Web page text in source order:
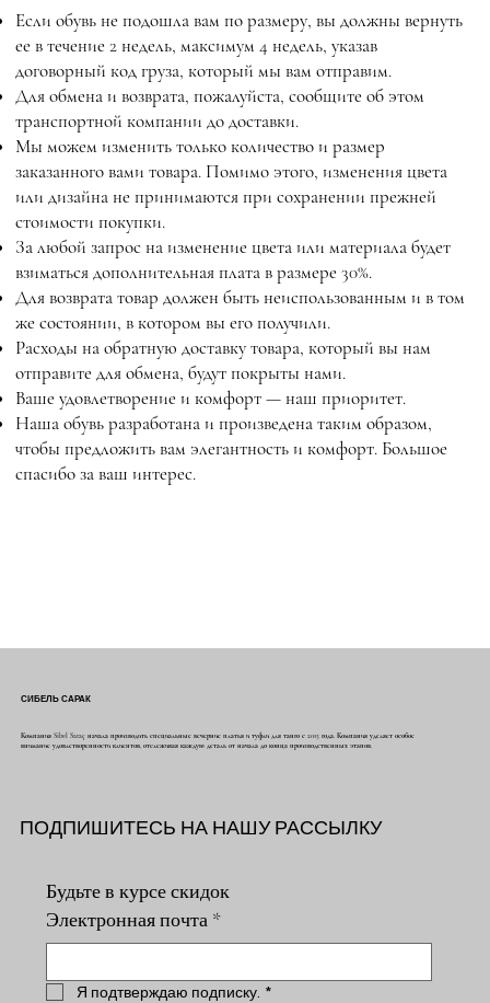
Если обувь не подошла вам по размеру, вы должны вернуть
ее в течение 2 недель, максимум 4 недель, указав
договорный код груза, который мы вам отправим.
Для обмена и возврата, пожалуйста, сообщите об этом
транспортной компании до доставки.
Мы можем изменить только количество и размер
заказанного вами товара. Помимо этого, изменения цвета
или дизайна не принимаются при сохранении прежней
стоимости покупки.
За любой запрос на изменение цвета или материала будет
взиматься дополнительная плата в размере 30%.
Для возврата товар должен быть неиспользованным и в том
же состоянии, в котором вы его получили.
Расходы на обратную доставку товара, который вы нам
отправите для обмена, будут покрыты нами.
Ваше удовлетворение и комфорт — наш приоритет.
Наша обувь разработана и произведена таким образом,
чтобы предложить вам элегантность и комфорт. Большое
спасибо за ваш интерес.
СИБЕЛЬ САРАК
Компания Sibel Saraç начала производить специальные вечерние платья и туфли для танго с 2015 года. Компания уделяет особое
внимание удовлетворенности клиентов, отслеживая каждую деталь от начала до конца производственных этапов.
ПОДПИШИТЕСЬ НА НАШУ РАССЫЛКУ
Будьте в курсе скидок
Электронная почта *
Я подтверждаю подписку. *